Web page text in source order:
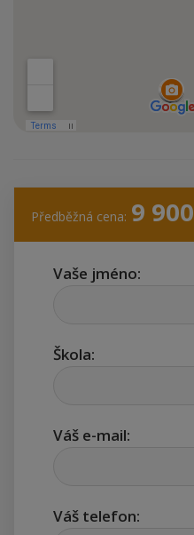
Předběžná cena: 9 900
Vaše jméno:
Škola:
Váš e-mail:
Váš telefon: